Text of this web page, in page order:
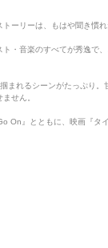
ーリーは、もはや聞き慣れ
ト・音楽のすべてが秀逸で
まれるシーンがたっぷり。
せん。
On』とともに、映画『タ